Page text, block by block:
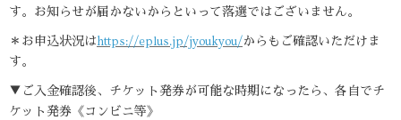
す。お知らせが届かないからといって落選ではございません。
＊お申込状況はhttps://eplus.jp/jyoukyou/からもご確認いただけま
す。
▼ご入金確認後、チケット発券が可能な時期になったら、各自でチ
ケット発券《コンビニ等》